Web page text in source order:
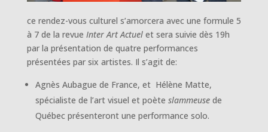
ce rendez-vous culturel s’amorcera avec une formule 5
à 7 de la revue Inter Art Actuelet sera suivie dès 19h
par la présentation de quatre performances
présentées par six artistes. Il s’agit de:
Agnès Aubague de France, et Hélène Matte,
spécialiste de l’art visuel et poète slammeusede
Québec présenteront une performance solo.